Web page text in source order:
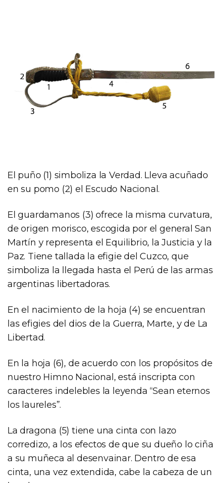
El puño (1) simboliza la Verdad. Lleva acuñado
en su pomo (2) el Escudo Nacional.
El guardamanos (3) ofrece la misma curvatura,
de origen morisco, escogida por el general San
Martín y representa el Equilibrio, la Justicia y la
Paz. Tiene tallada la efigie del Cuzco, que
simboliza la llegada hasta el Perú de las armas
argentinas libertadoras.
En el nacimiento de la hoja (4) se encuentran
las efigies del dios de la Guerra, Marte, y de La
Libertad.
En la hoja (6), de acuerdo con los propósitos de
nuestro Himno Nacional, está inscripta con
caracteres indelebles la leyenda “Sean eternos
los laureles”.
La dragona (5) tiene una cinta con lazo
corredizo, a los efectos de que su dueño lo ciña
a su muñeca al desenvainar. Dentro de esa
cinta, una vez extendida, cabe la cabeza de un